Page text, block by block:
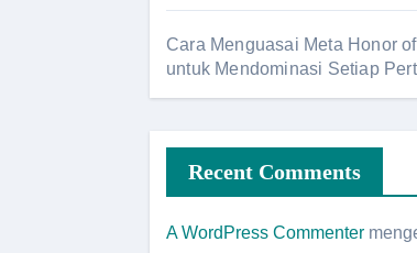
Cara Menguasai Meta Honor
untuk Mendominasi Setiap
Recent Comments
A WordPress Commenter